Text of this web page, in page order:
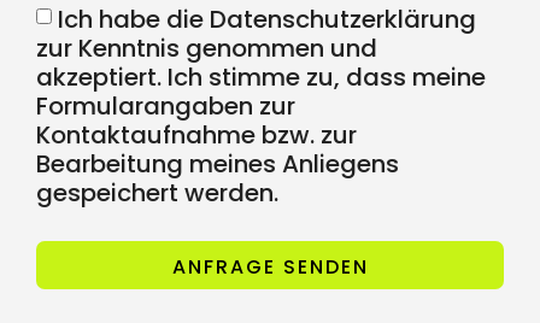
Ich habe die Datenschutzerklärung
zur Kenntnis genommen und
akzeptiert. Ich stimme zu, dass meine
Formularangaben zur
Kontaktaufnahme bzw. zur
Bearbeitung meines Anliegens
gespeichert werden.
ANFRAGE SENDEN